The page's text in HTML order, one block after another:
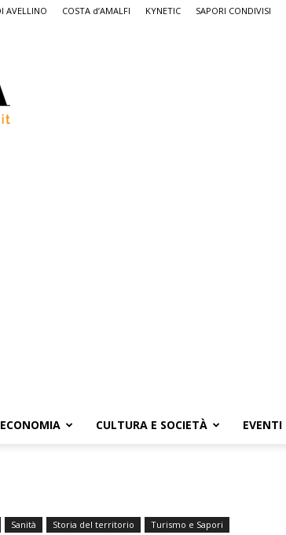
AVELLINO COSTA d’AMALFI KYNETIC SAPORI CONDIVISI
ECONOMIA CULTURA E SOCIETÀ EVENTI
Sanità Storia del territorio Turismo e Sapori